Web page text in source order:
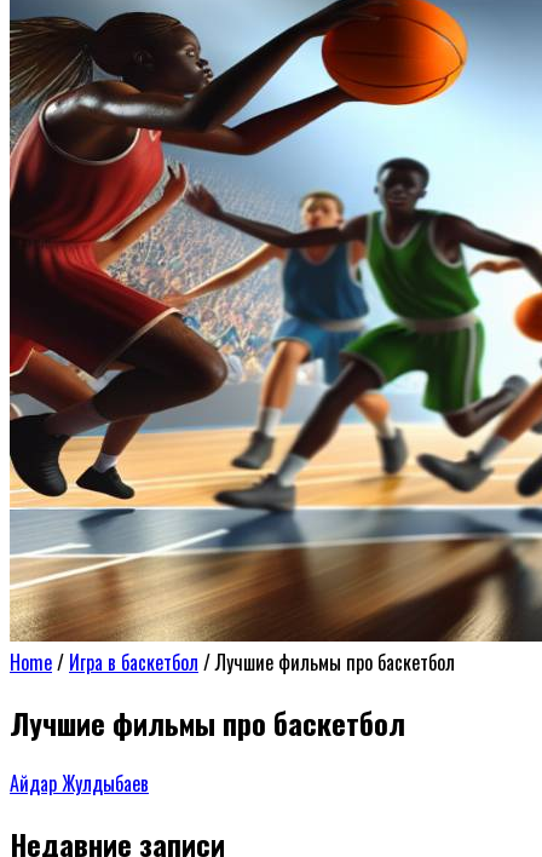
Home/ Игра в баскетбол /Лучшие фильмы про баскетбол
Лучшие фильмы про баскетбол
Айдар Жулдыбаев
Недавние записи